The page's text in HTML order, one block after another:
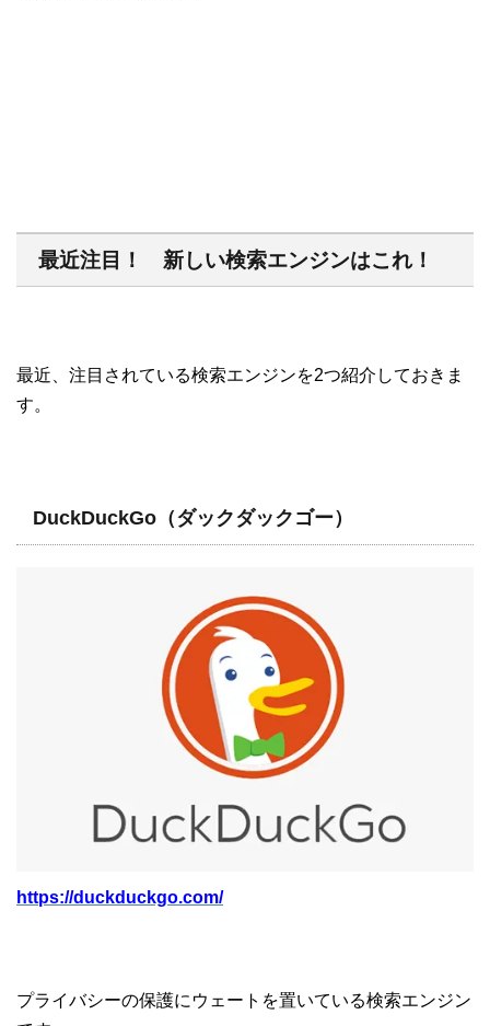
最近注目！ 新しい検索エンジンはこれ！
最近、注目されている検索エンジンを2つ紹介しておきま
す。
DuckDuckGo（ダックダックゴー）
https://duckduckgo.com/
プライバシーの保護にウェートを置いている検索エンジン